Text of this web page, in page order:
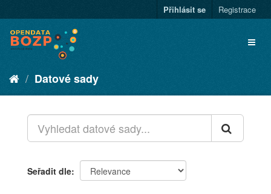
Přihlásit se Registrace
Datové sady
Seřadit dle